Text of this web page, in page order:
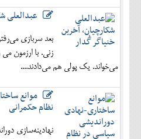
عبدالعلی
بعد سربازی
زنی. با ارزمون
می‌خواند. یک پولی هم می‌دادند....
موانع
نظام حکمرانی
نهادینه‌سازی